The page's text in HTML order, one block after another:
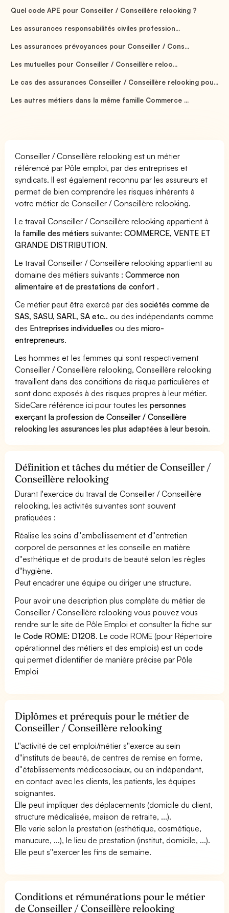
Quel code APE pour Conseiller / Conseillère relooking ?
Les assurances responsabilités civiles profession...
Les assurances prévoyances pour Conseiller / Cons...
Les mutuelles pour Conseiller / Conseillère reloo...
Le cas des assurances Conseiller / Conseillère relooking pou...
Les autres métiers dans la même famille Commerce ...
Conseiller / Conseillère relooking est un métier
référencé par Pôle emploi, par des entreprises et
syndicats. Il est également reconnu par les assureurs et
permet de bien comprendre les risques inhérents à
votre métier de Conseiller / Conseillère relooking.
Le travail Conseiller / Conseillère relooking appartient à
la famille des métiers suivante:COMMERCE, VENTE ET
GRANDE DISTRIBUTION.
Le travail Conseiller / Conseillère relooking appartient au
domaine des métiers suivants :Commerce non
alimentaire et de prestations de confort .
Ce métier peut être exercé par dessociétés comme de
SAS, SASU, SARL, SA etc.. ou des indépendants comme
des Entreprises individuelles ou desmicro-
entrepreneurs.
Les hommes et les femmes qui sont respectivement
Conseiller / Conseillère relooking, Conseillère relooking
travaillent dans des conditions de risque particulières et
sont donc exposés à des risques propres à leur métier.
SideCare référence ici pour toutes lespersonnes
exerçant la profession de Conseiller / Conseillère
relooking les assurances les plus adaptées à leur besoin.
Définition et tâches du métier de Conseiller /
Conseillère relooking
Durant l'exercice du travail de Conseiller / Conseillère
relooking, les activités suivantes sont souvent
pratiquées :
Réalise les soins d''embellissement et d''entretien
corporel de personnes et les conseille en matière
d''esthétique et de produits de beauté selon les règles
d''hygiène.
Peut encadrer une équipe ou diriger une structure.
Pour avoir une description plus complète du métier de
Conseiller / Conseillère relooking vous pouvez vous
rendre sur le site de Pôle Emploi et consulter la fiche sur
leCode ROME: D1208. Le code ROME (pour Répertoire
opérationnel des métiers et des emplois) est un code
qui permet d'identifier de manière précise par Pôle
Emploi
Diplômes et prérequis pour le métier de
Conseiller / Conseillère relooking
L''activité de cet emploi/métier s''exerce au sein
d''instituts de beauté, de centres de remise en forme,
d''établissements médicosociaux, ou en indépendant,
en contact avec les clients, les patients, les équipes
soignantes.
Elle peut impliquer des déplacements (domicile du client,
structure médicalisée, maison de retraite, ...).
Elle varie selon la prestation (esthétique, cosmétique,
manucure, ...), le lieu de prestation (institut, domicile, ...).
Elle peut s''exercer les fins de semaine.
Conditions et rémunérations pour le métier
de Conseiller / Conseillère relooking